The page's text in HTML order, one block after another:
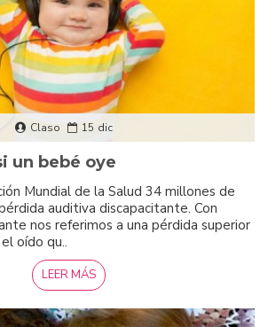
Claso 15 dic
un bebé oye
Mundial de la Salud 34 millones de
auditiva discapacitante. Con
nos referimos a una pérdida superior
oído qu..
LEER MÁS